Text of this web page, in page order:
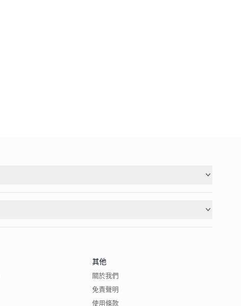
其他
關於我們
免責聲明
使用條款